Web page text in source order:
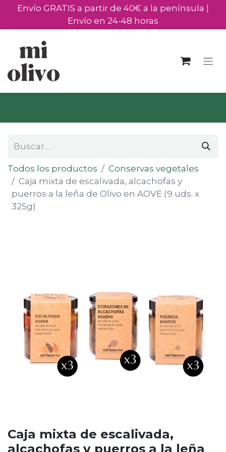
Envío GRATIS a partir de 40€ a la península |
Envío en 24-48 horas
Todos los productos
Conservas vegetales
Caja mixta de escalivada, alcachofas y
puerros a la leña de Olivo en AOVE (9 uds. x
325g)
Caja mixta de escalivada,
alcachofas y puerros a la leña